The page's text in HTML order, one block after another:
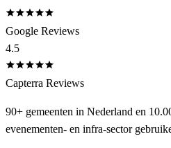
Google Reviews
4.5
Capterra Reviews
90+ gemeenten in Nederland en
evenementen- en infra-sector